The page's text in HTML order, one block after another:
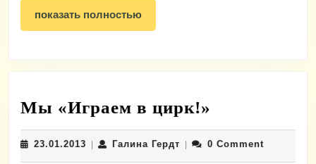
показать полностьюпоказать
полностью
Мы «Играем в цирк!»
«Играем
в
23.01.2013 23.01.2013
| Галина ГердтГалина
| 0 Comment